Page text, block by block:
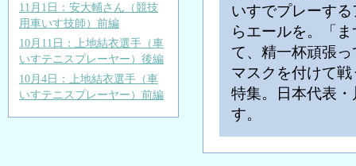
11月1日：安大輔さん（競技
用車いす技師）前編
10月11日：上地結衣選手（車
いすテニスプレーヤー）後編
10月4日：上地結衣選手（車
いすテニスプレーヤー）前編
いすでプレーす
らエールを。「
て、精一杯頑張
マスクを付けて
特集。日本代表
す。